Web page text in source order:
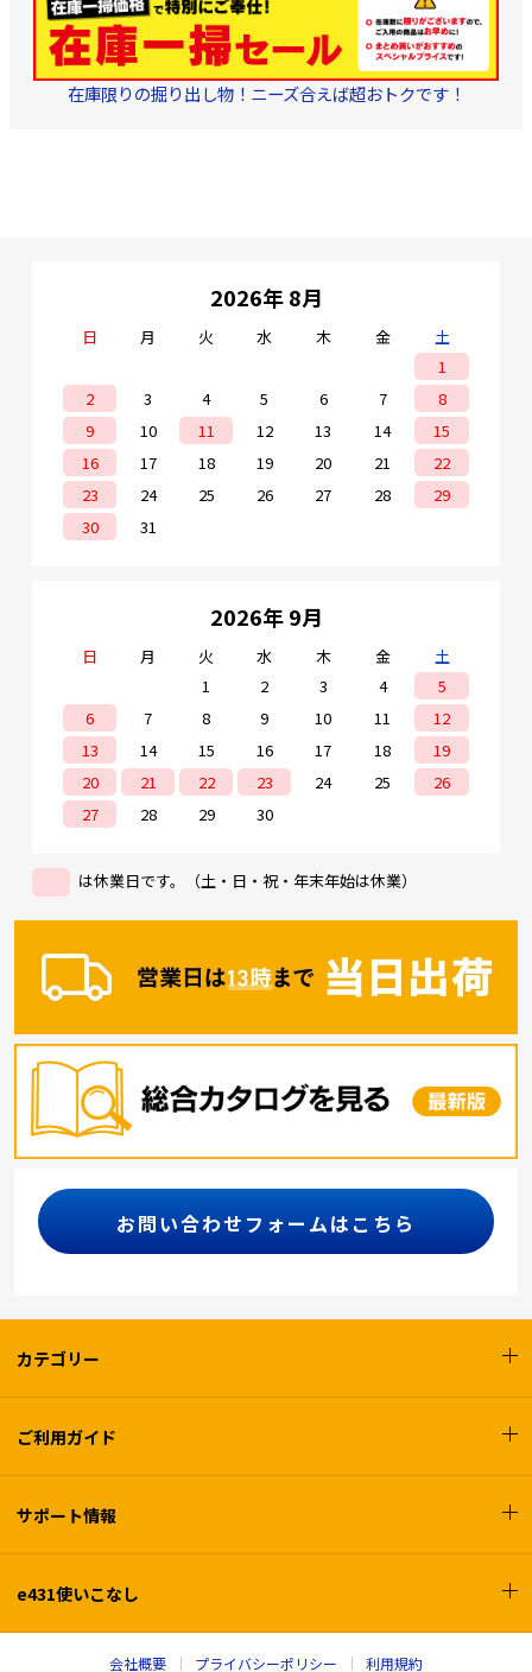
在庫限りの掘り出し物！ニーズ合えば超おトクです！
2026年 8月
日 月 火 水 木 金
土
1
2
3 4 5 6 7
8
9
10 11 12 13 14
15
16
17 18 19 20 21
22
23
24 25 26 27 28
29
30
31
2026年 9月
日 月 火 水 木 金
土
1
2 3 4
5
6
7 8 9 10 11
12
13
14 15 16 17 18
19
20
21 22 23 24 25
26
27
28 29 30
は休業日です。（土・日・祝・年末年始は休業）
お問い合わせフォームはこちら
カテゴリー
ご利用ガイド
サポート情報
e431使いこなし
会社概要 プライバシーポリシー 利用規約